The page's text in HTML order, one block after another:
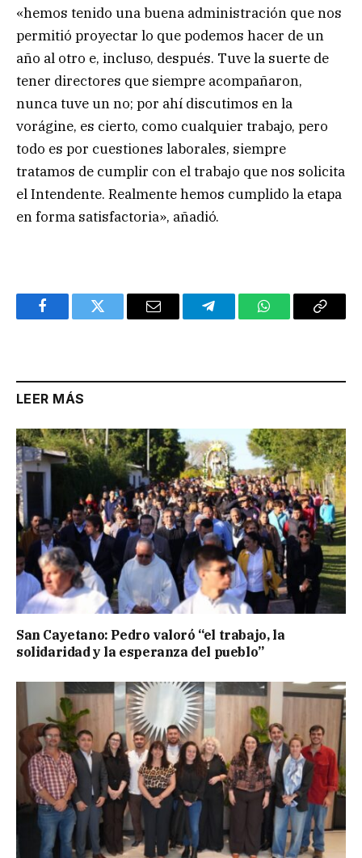
«hemos tenido una buena administración que nos
permitió proyectar lo que podemos hacer de un
año al otro e, incluso, después. Tuve la suerte de
tener directores que siempre acompañaron,
nunca tuve un no; por ahí discutimos en la
vorágine, es cierto, como cualquier trabajo, pero
todo es por cuestiones laborales, siempre
tratamos de cumplir con el trabajo que nos solicita
el Intendente. Realmente hemos cumplido la etapa
en forma satisfactoria», añadió.
FacebookTwitter Email TelegramWhatsAppCopy
LEER MÁS
San Cayetano: Pedro valoró “el trabajo, la
solidaridad y la esperanza del pueblo”